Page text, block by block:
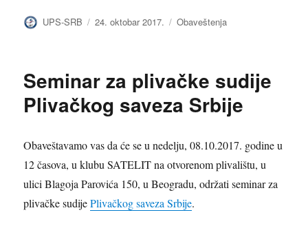
Autor
UPS-SRB Objavljeno
24. oktobar 2017. Kategorije
Obaveštenja
Seminar za plivačke sudije
Plivačkog saveza Srbije
Obaveštavamo vas da će se u nedelju, 08.10.2017. godine u
12 časova, u klubu SATELIT na otvorenom plivalištu, u
ulici Blagoja Parovića 150, u Beogradu, održati seminar za
plivačke sudijePlivačkog saveza Srbije.